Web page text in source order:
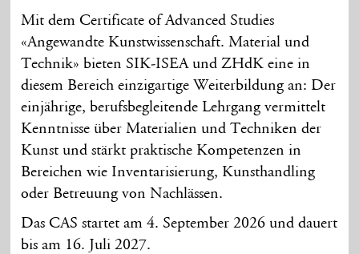
Mit dem Certificate of Advanced Studies
«Angewandte Kunstwissenschaft. Material und
Technik» bieten SIK-ISEA und ZHdK eine in
diesem Bereich einzigartige Weiterbildung an: Der
einjährige, berufsbegleitende Lehrgang vermittelt
Kenntnisse über Materialien und Techniken der
Kunst und stärkt praktische Kompetenzen in
Bereichen wie Inventarisierung, Kunsthandling
oder Betreuung von Nachlässen.
Das CAS startet am 4. September 2026 und dauert
bis am 16. Juli 2027.